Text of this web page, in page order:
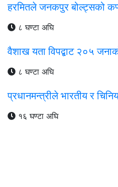
हरमितले जनकपुर बोल्ट्सको
८ घण्टा अघि
वैशाख यता विपद्बाट २०५
८ घण्टा अघि
प्रधानमन्त्रीले भारतीय र
१६ घण्टा अघि